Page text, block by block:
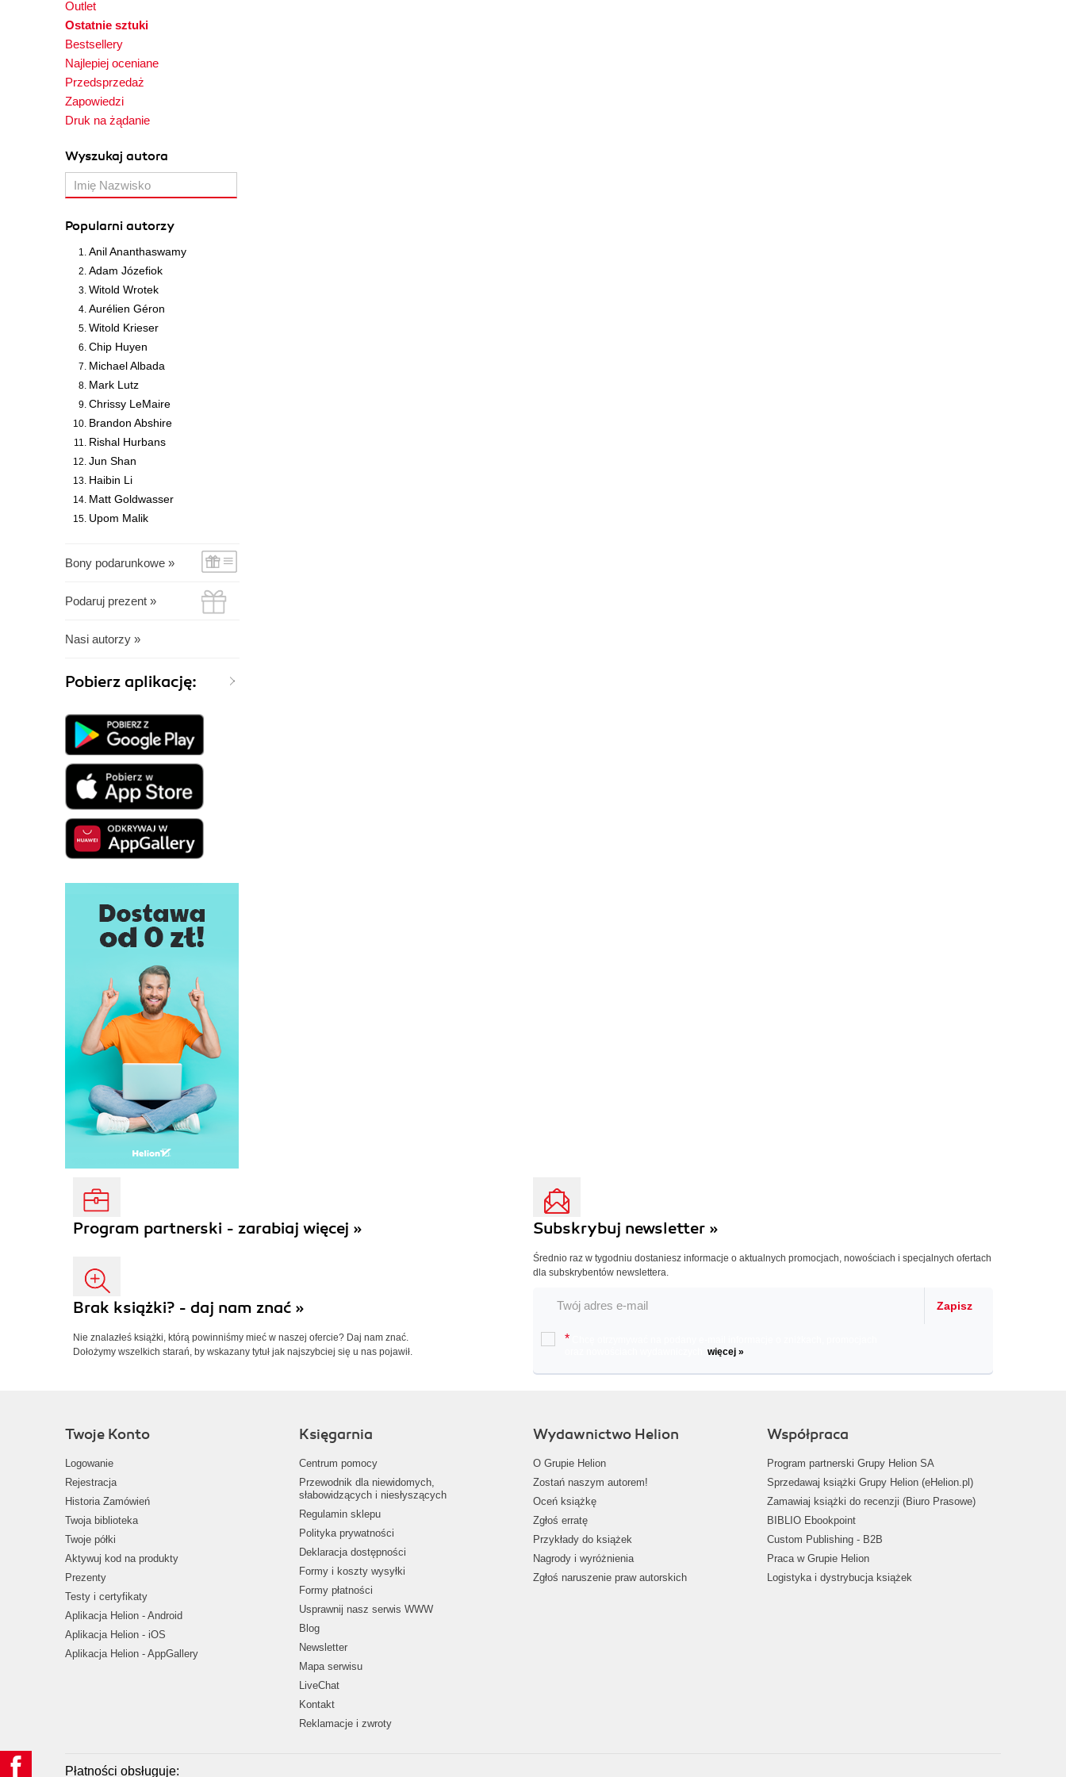
Outlet
Ostatnie sztuki
Bestsellery
Najlepiej oceniane
Przedsprzedaż
Zapowiedzi
Druk na żądanie
Wyszukaj autora
Popularni autorzy
Anil Ananthaswamy
Adam Józefiok
Witold Wrotek
Aurélien Géron
Witold Krieser
Chip Huyen
Michael Albada
Mark Lutz
Chrissy LeMaire
Brandon Abshire
Rishal Hurbans
Jun Shan
Haibin Li
Matt Goldwasser
Upom Malik
Bony podarunkowe »
Podaruj prezent »
Nasi autorzy »
Pobierz aplikację:
Program partnerski - zarabiaj więcej »
Brak książki? - daj nam znać »
Nie znalazłeś książki, którą powinniśmy mieć w naszej ofercie? Daj nam znać.
Dołożymy wszelkich starań, by wskazany tytuł jak najszybciej się u nas pojawił.
Subskrybuj newsletter »
Średnio raz w tygodniu dostaniesz informacje o aktualnych promocjach, nowościach i specjalnych ofertach
dla subskrybentów newslettera.
Zapisz
*
więcej »
Twoje Konto
Logowanie
Rejestracja
Historia Zamówień
Twoja biblioteka
Twoje półki
Aktywuj kod na produkty
Prezenty
Testy i certyfikaty
Aplikacja Helion - Android
Aplikacja Helion - iOS
Aplikacja Helion - AppGallery
Księgarnia
Centrum pomocy
Przewodnik dla niewidomych,
słabowidzących i niesłyszących
Regulamin sklepu
Polityka prywatności
Deklaracja dostępności
Formy i koszty wysyłki
Formy płatności
Usprawnij nasz serwis WWW
Blog
Newsletter
Mapa serwisu
LiveChat
Kontakt
Reklamacje i zwroty
Wydawnictwo Helion
O Grupie Helion
Zostań naszym autorem!
Oceń książkę
Zgłoś erratę
Przykłady do książek
Nagrody i wyróżnienia
Zgłoś naruszenie praw autorskich
Współpraca
Program partnerski Grupy Helion SA
Sprzedawaj książki Grupy Helion (eHelion.pl)
Zamawiaj książki do recenzji (Biuro Prasowe)
BIBLIO Ebookpoint
Custom Publishing - B2B
Praca w Grupie Helion
Logistyka i dystrybucja książek
Płatności obsługuje: